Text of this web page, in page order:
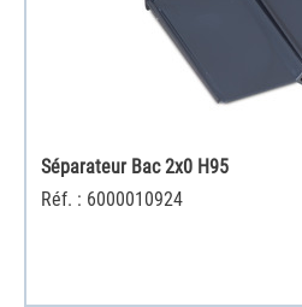
Séparateur Bac 2x0 H95
Réf. : 6000010924